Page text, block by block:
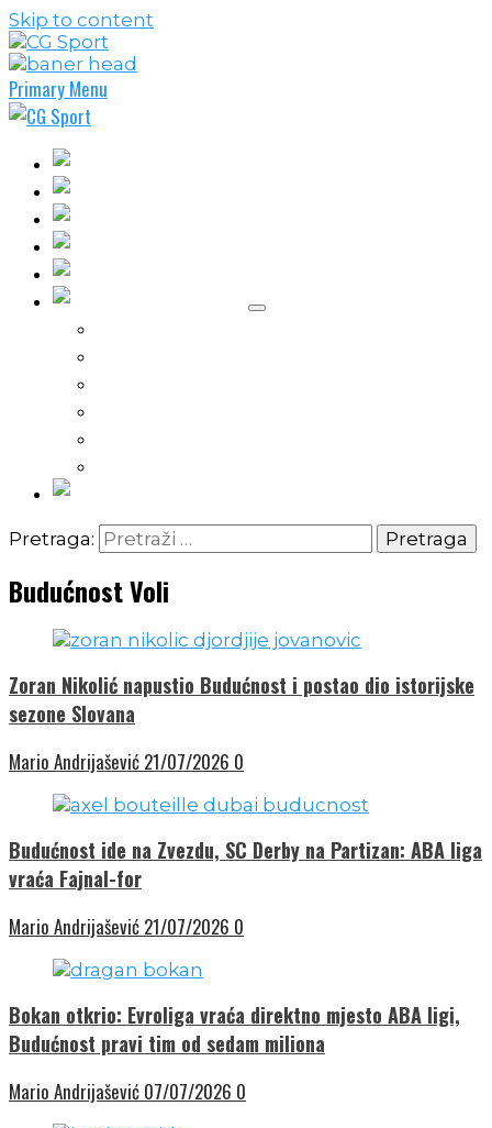
Skip to content
Primary Menu
Pretraga:
Budućnost Voli
Zoran Nikolić napustio Budućnost i postao dio istorijske
sezone Slovana
Mario Andrijašević 21/07/2026 0
Budućnost ide na Zvezdu, SC Derby na Partizan: ABA liga
vraća Fajnal-for
Mario Andrijašević 21/07/2026 0
Bokan otkrio: Evroliga vraća direktno mjesto ABA ligi,
Budućnost pravi tim od sedam miliona
Mario Andrijašević 07/07/2026 0